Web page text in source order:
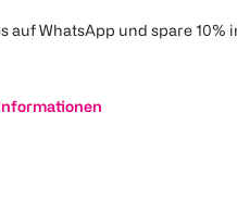
auf WhatsApp und spare 10%